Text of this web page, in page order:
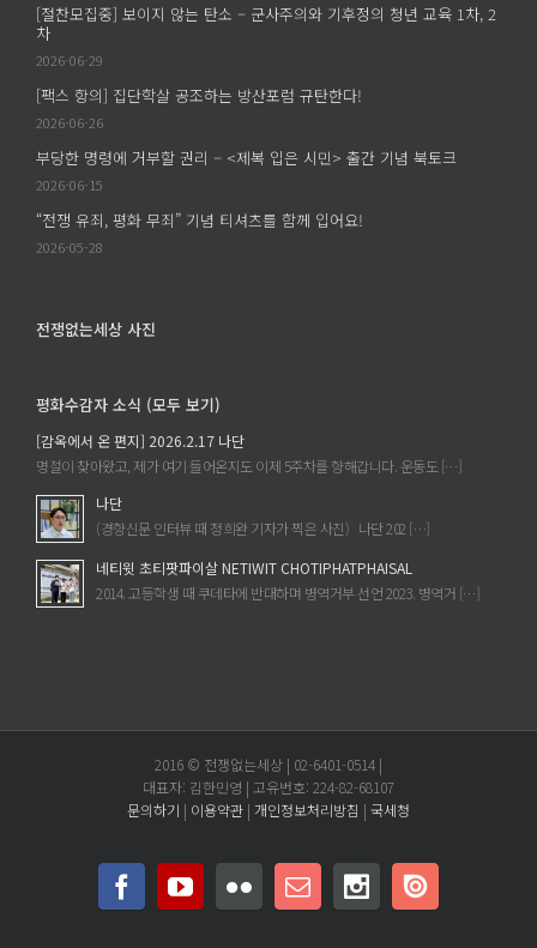
[절찬모집중] 보이지 않는 탄소 – 군사주의와 기후정의 청년 교육 1차, 2
차
2026-06-29
[팩스 항의] 집단학살 공조하는 방산포럼 규탄한다!
2026-06-26
부당한 명령에 거부할 권리 – <제복 입은 시민> 출간 기념 북토크
2026-06-15
“전쟁 유죄, 평화 무죄” 기념 티셔츠를 함께 입어요!
2026-05-28
전쟁없는세상 사진
평화수감자 소식 (모두 보기)
[감옥에서 온 편지] 2026.2.17 나단
명절이 찾아왔고, 제가 여기 들어온지도 이제 5주차를 향해갑니다. 운동도 […]
나단
(경향신문 인터뷰 때 정희완 기자가 찍은 사진) 나단 202 […]
네티윗 초티팟파이살 NETIWIT CHOTIPHATPHAISAL
2014. 고등학생 때 쿠데타에 반대하며 병역거부 선언 2023. 병역거 […]
2016 © 전쟁없는세상 | 02-6401-0514 |
대표자: 김한민영 | 고유번호: 224-82-68107
문의하기 | 이용약관 | 개인정보처리방침 | 국세청